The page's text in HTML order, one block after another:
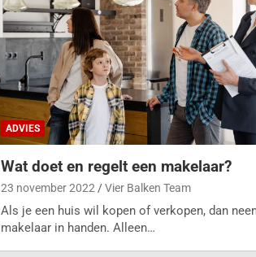
ADVIES
Wat doet en regelt een makelaar?
23 november 2022 Vier Balken Team
Als je een huis wil kopen of verkopen, dan
makelaar in handen. Alleen…